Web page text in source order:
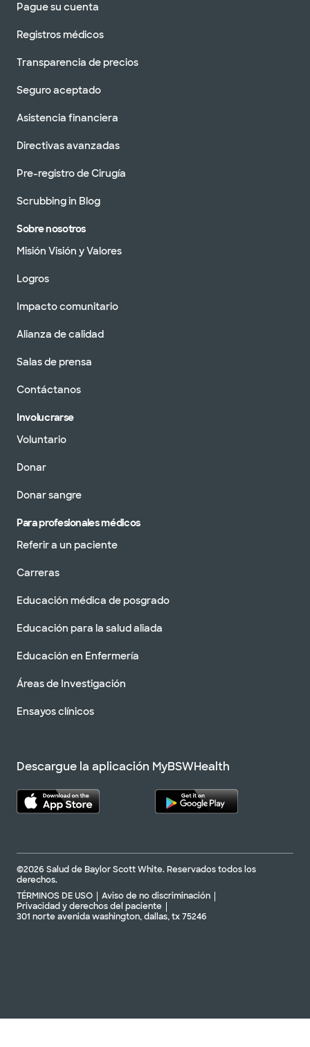
Pague su cuenta
Registros médicos
Transparencia de precios
Seguro aceptado
Asistencia financiera
Directivas avanzadas
Pre-registro de Cirugía
Scrubbing in Blog
Sobre nosotros
Misión Visión y Valores
Logros
Impacto comunitario
Alianza de calidad
Salas de prensa
Contáctanos
Involucrarse
Voluntario
Donar
Donar sangre
Para profesionales médicos
Referir a un paciente
Carreras
Educación médica de posgrado
Educación para la salud aliada
Educación en Enfermería
Áreas de Investigación
Ensayos clínicos
Descargue la aplicación MyBSWHealth
©2026 Salud de Baylor Scott White. Reservados todos los
derechos.
TÉRMINOS DE USO
Aviso de no discriminación
Privacidad y derechos del paciente
301 norte avenida washington, dallas, tx 75246